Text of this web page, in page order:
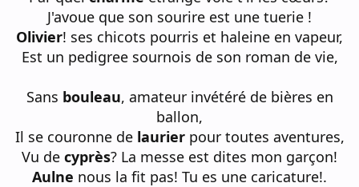
J'avoue que son sourire est une tuerie !
Olivier! ses chicots pourris et haleine en vapeur,
Est un pedigree sournois de son roman de vie,
Sans bouleau, amateur invétéré de bières en
ballon,
Il se couronne de laurierpour toutes aventures,
Vu de cyprès? La messe est dites mon garçon!
Aulne nous la fit pas! Tu es une caricature!.